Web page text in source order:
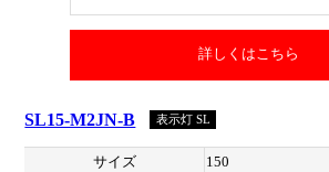
詳しくはこちら
SL15-M2JN-B 表示灯 SL
サイズ
150